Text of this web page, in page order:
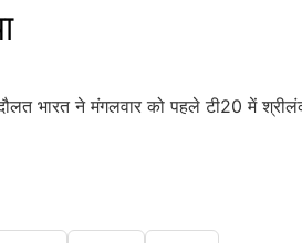
भारत ने मंगलवार को पहले टी20 में